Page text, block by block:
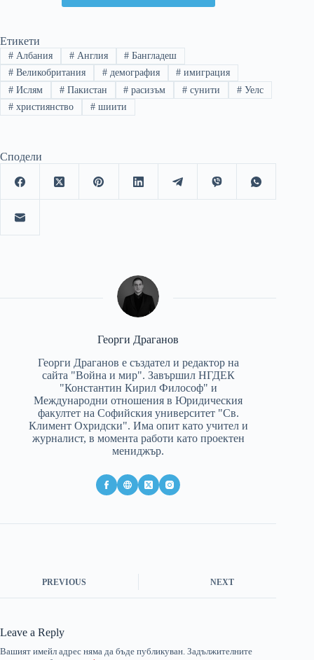
Етикети
#Албания #Англия # Бангладеш
#Великобритания #демография # имиграция
#Ислям #Пакистан # расизъм # сунити # Уелс
#християнство #шиити
Сподели
Георги Драганов
Георги Драганов е създател и редактор на
сайта "Война и мир". Завършил НГДЕК
"Константин Кирил Философ" и
Международни отношения в Юридическия
факултет на Софийския университет "Св.
Климент Охридски". Има опит като учител и
журналист, в момента работи като проектен
мениджър.
PREVIOUS NEXT
Leave a Reply
Вашият имейл адрес няма да бъде публикуван. Задължителните